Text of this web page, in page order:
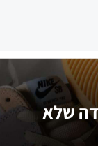
שלא